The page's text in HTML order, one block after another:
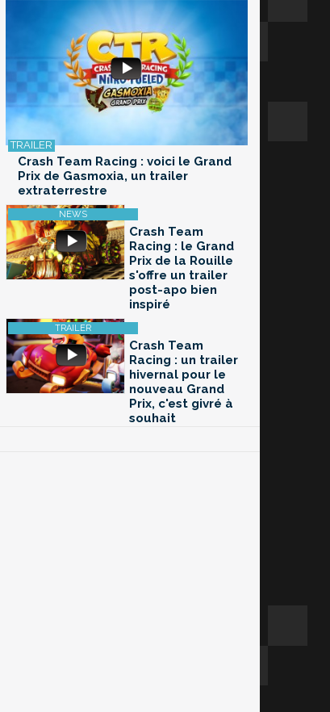
Crash Team Racing : voici le Grand
Prix de Gasmoxia, un trailer
extraterrestre
Crash Team
Racing : le Grand
Prix de la Rouille
s'offre un trailer
post-apo bien
inspiré
Crash Team
Racing : un trailer
hivernal pour le
nouveau Grand
Prix, c'est givré à
souhait